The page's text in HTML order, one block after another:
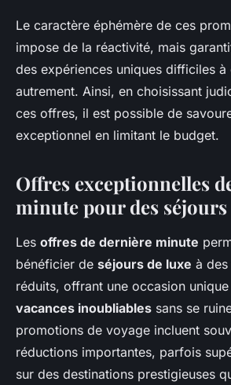
Le caractère éphémère de ces
impose de la réactivité, mais
des expériences uniques difficiles à
autrement. Ainsi, en choisissant
ces offres, il est possible de
exceptionnel en limitant le budget.
Offres exceptionnelles
minute pour des
Les offres de dernière minute
bénéficier de séjours de luxe à
réduits, offrant une occasion
vacances inoubliables sans se
promotions de voyage incluent
réductions importantes, parfois
sur des destinations prestigieuses